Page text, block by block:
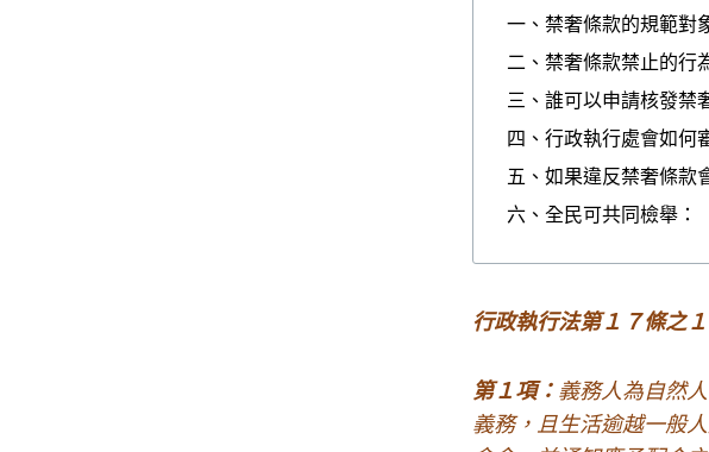
一、禁奢條款的規範對
二、禁奢條款禁止的行
三、誰可以申請核發禁
四、行政執行處會如何
五、如果違反禁奢條款
六、全民可共同檢舉：
行政執行法第１７條之１
第１項： 義務人為自然
義務，且生活逾越一般